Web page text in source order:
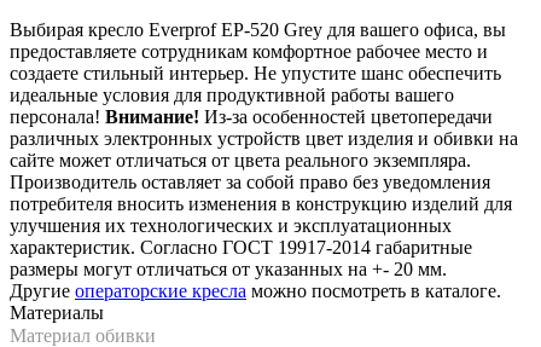
Выбирая кресло Everprof EP-520 Grey для вашего офиса, вы
предоставляете сотрудникам комфортное рабочее место и
создаете стильный интерьер. Не упустите шанс обеспечить
идеальные условия для продуктивной работы вашего
персонала! Внимание! Из-за особенностей цветопередачи
различных электронных устройств цвет изделия и обивки на
сайте может отличаться от цвета реального экземпляра.
Производитель оставляет за собой право без уведомления
потребителя вносить изменения в конструкцию изделий для
улучшения их технологических и эксплуатационных
характеристик. Согласно ГОСТ 19917-2014 габаритные
размеры могут отличаться от указанных на +- 20 мм.
Другие операторские кресла можно посмотреть в каталоге.
Материалы
Материал обивки